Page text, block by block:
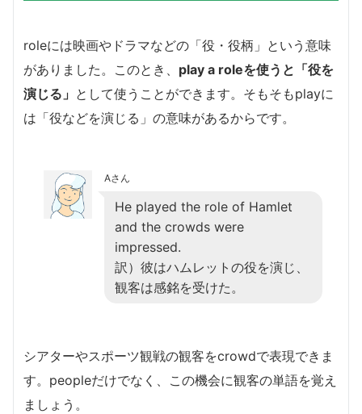
roleには映画やドラマなどの「役・役柄」という意味
がありました。このとき、 play a roleを使うと「役を
演じる」 として使うことができます。そもそもplayに
は「役などを演じる」の意味があるからです。
Aさん
He played the role of Hamlet
and the crowds were
impressed.
訳）彼はハムレットの役を演じ、
観客は感銘を受けた。
シアターやスポーツ観戦の観客をcrowdで表現できま
す。peopleだけでなく、この機会に観客の単語を覚え
ましょう。